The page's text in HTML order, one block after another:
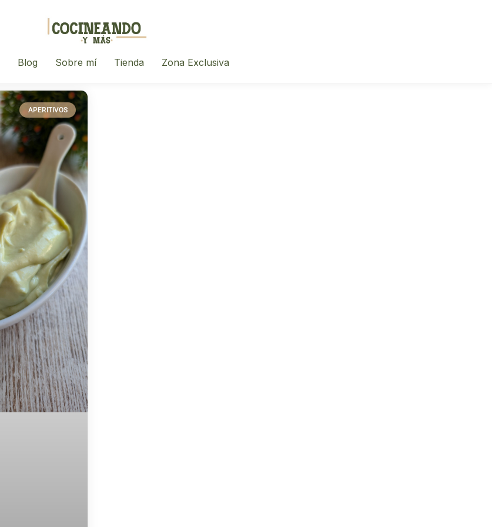
Blog Sobre mí Tienda Zona Exclusiva
APERITIVOS